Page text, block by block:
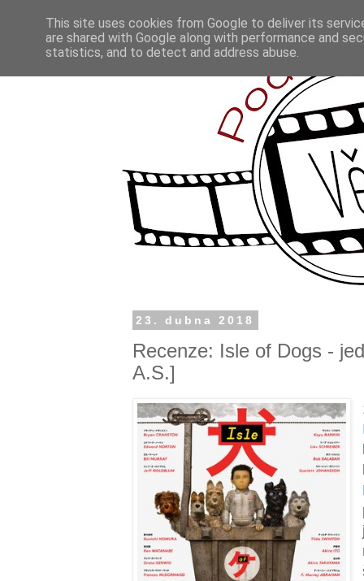
23. dubna 2018
Recenze: Isle of Dogs -
A.S.]
This site uses cookies from Google to deliver its
are shared with Google along with performance and
statistics, and to detect and address abuse.